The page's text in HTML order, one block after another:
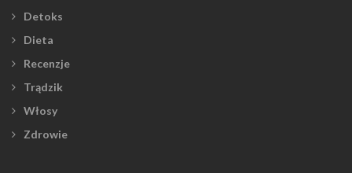
Detoks
Dieta
Recenzje
Trądzik
Włosy
Zdrowie